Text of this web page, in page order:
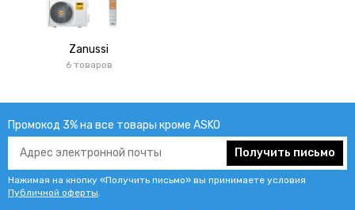
Zanussi
6 товаров
Промокод 3% на все товары кроме ASKO
Получить письмо
Нажимая на кнопку «Получить письмо» вы принимаете условия
Публичной оферты.